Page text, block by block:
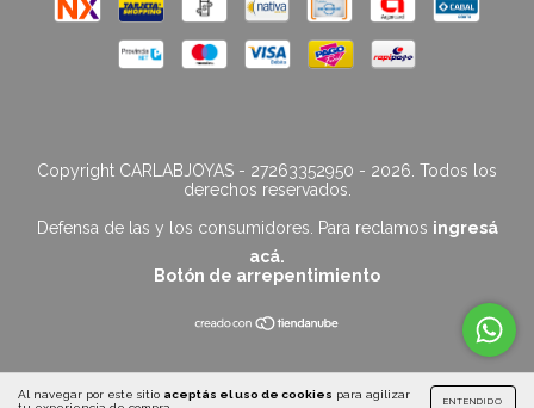
Al navegar por este sitio aceptás el uso de cookies para agilizar
ENTENDIDO
Copyright CARLABJOYAS - 27263352950 - 2026. Todos los
derechos reservados.
Defensa de las y los consumidores. Para reclamos ingresá
acá.
Botón de arrepentimiento